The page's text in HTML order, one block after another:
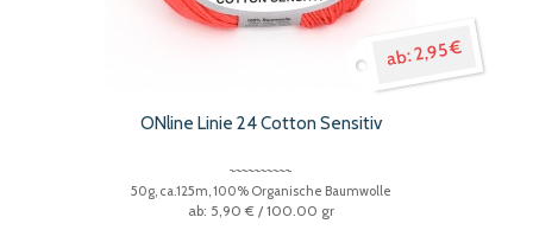
2,95 €
ONline Linie 24 Cotton Sensitiv
50g, ca.125m, 100% Organische Baumwolle
5,90 € / 100.00 gr